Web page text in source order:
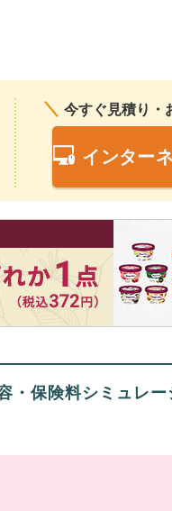
今すぐ見積り・
インター
・保険料シミュレ